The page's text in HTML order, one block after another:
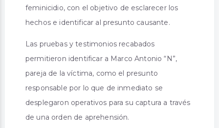
feminicidio, con el objetivo de esclarecer los
hechos e identificar al presunto causante.
Las pruebas y testimonios recabados
permitieron identificar a Marco Antonio “N”,
pareja de la víctima, como el presunto
responsable por lo que de inmediato se
desplegaron operativos para su captura a través
de una orden de aprehensión.